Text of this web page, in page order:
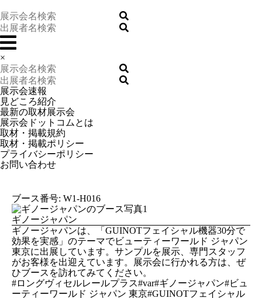
×
展示会速報
見どころ紹介
最新の取材展示会
展示会ドットコムとは
取材・掲載規約
取材・掲載ポリシー
プライバシーポリシー
お問い合わせ
ブース番号: W1-H016
ギノージャパン
ギノージャパンは、「GUINOTフェイシャル機器30分で
効果を実感」のテーマでビューティーワールド ジャパン
東京に出展しています。サンプルを展示、専門スタッフ
がお客様を出迎えています。展示会に行かれる方は、ぜ
ひブースを訪れてみてください。
#ロングヴィセルレールプラス#var#ギノージャパン#ビュ
ーティーワールド ジャパン 東京#GUINOTフェイシャル